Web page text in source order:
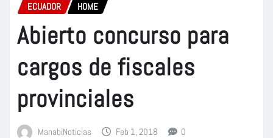
ECUADOR HOME
Abierto concurso para
cargos de fiscales
provinciales
ManabiNoticias Feb 1, 2018 0